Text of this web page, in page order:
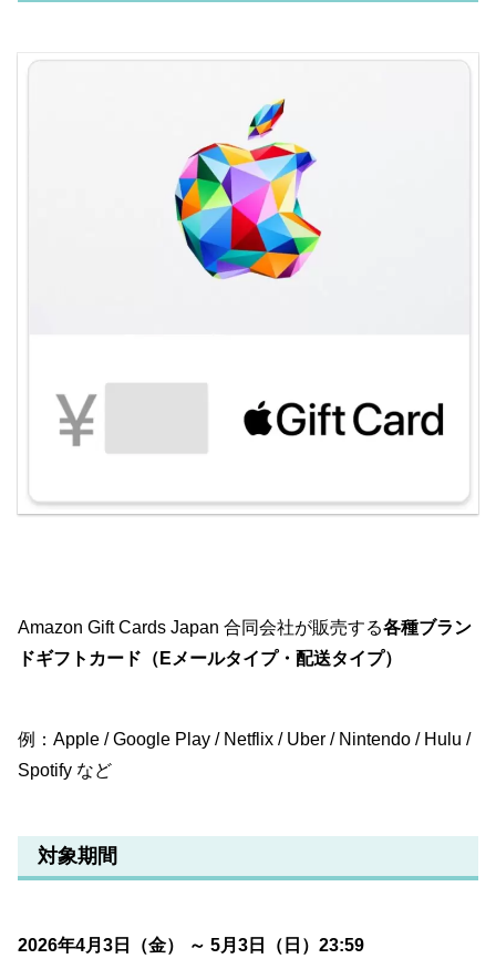
Amazon Gift Cards Japan 合同会社が販売する各種ブラン
ドギフトカード（Eメールタイプ・配送タイプ）
例：Apple / Google Play / Netflix / Uber / Nintendo / Hulu /
Spotify など
対象期間
2026年4月3日（金） ～ 5月3日（日）23:59